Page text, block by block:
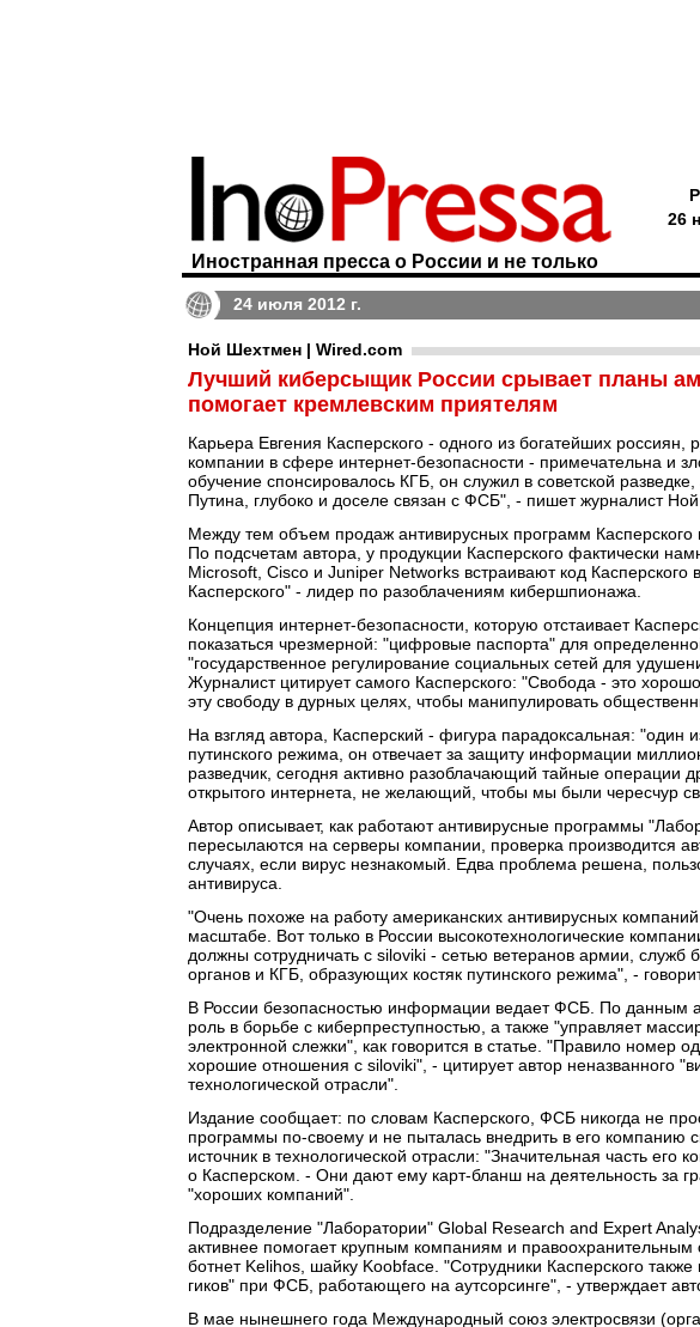
Иностранная пресса о России и не только
26
24 июля 2012 г.
Ной Шехтмен | Wired.com
Лучший киберсыщик России срывает планы
помогает кремлевским приятелям
Карьера Евгения Касперского - одного из богатейших россиян,
компании в сфере интернет-безопасности - примечательна и
обучение спонсировалось КГБ, он служил в советской
Путина, глубоко и доселе связан с ФСБ", - пишет журналист
Между тем объем продаж антивирусных программ Касперского
По подсчетам автора, у продукции Касперского фактически
Microsoft, Cisco и Juniper Networks встраивают код Касперского
Касперского" - лидер по разоблачениям кибершпионажа.
Концепция интернет-безопасности, которую отстаивает
показаться чрезмерной: "цифровые паспорта" для
"государственное регулирование социальных сетей для
Журналист цитирует самого Касперского: "Свобода - это
эту свободу в дурных целях, чтобы манипулировать
На взгляд автора, Касперский - фигура парадоксальная: "один
путинского режима, он отвечает за защиту информации
разведчик, сегодня активно разоблачающий тайные операции
открытого интернета, не желающий, чтобы мы были чересчур
Автор описывает, как работают антивирусные программы
пересылаются на серверы компании, проверка производится
случаях, если вирус незнакомый. Едва проблема решена,
антивируса.
"Очень похоже на работу американских антивирусных
масштабе. Вот только в России высокотехнологические
должны сотрудничать с siloviki - сетью ветеранов армии, служб
органов и КГБ, образующих костяк путинского режима", -
В России безопасностью информации ведает ФСБ. По данным
роль в борьбе с киберпреступностью, а также "управляет
электронной слежки", как говорится в статье. "Правило номер
хорошие отношения с siloviki", - цитирует автор неназванного
технологической отрасли".
Издание сообщает: по словам Касперского, ФСБ никогда не
программы по-своему и не пыталась внедрить в его компанию
источник в технологической отрасли: "Значительная часть его
о Касперском. - Они дают ему карт-бланш на деятельность за
"хороших компаний".
Подразделение "Лаборатории" Global Research and Expert
активнее помогает крупным компаниям и правоохранительным
ботнет Kelihos, шайку Koobface. "Сотрудники Касперского
гиков" при ФСБ, работающего на аутсорсинге", - утверждает
В мае нынешнего года Международный союз электросвязи